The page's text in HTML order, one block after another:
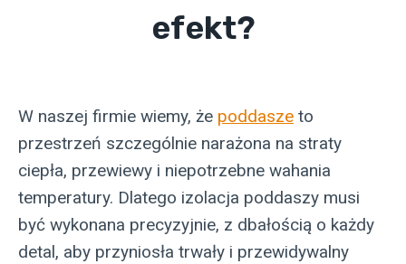
efekt?
W naszej firmie wiemy, że poddasze to
przestrzeń szczególnie narażona na straty
ciepła, przewiewy i niepotrzebne wahania
temperatury. Dlatego izolacja poddaszy musi
być wykonana precyzyjnie, z dbałością o każdy
detal, aby przyniosła trwały i przewidywalny